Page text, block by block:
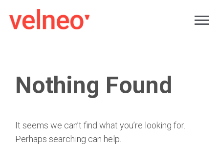
Nothing Found
It seems we can’t find what you’re looking for.
Perhaps searching can help.